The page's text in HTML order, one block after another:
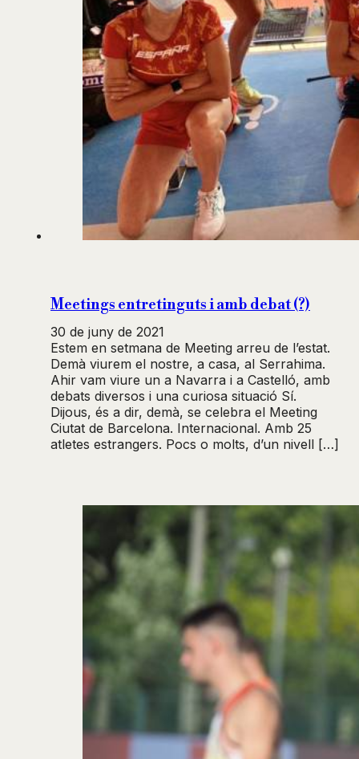
Meetings entretinguts i amb debat (?)
30 de juny de 2021
Estem en setmana de Meeting arreu de l’estat.
Demà viurem el nostre, a casa, al Serrahima.
Ahir vam viure un a Navarra i a Castelló, amb
debats diversos i una curiosa situació Sí.
Dijous, és a dir, demà, se celebra el Meeting
Ciutat de Barcelona. Internacional. Amb 25
atletes estrangers. Pocs o molts, d’un nivell […]